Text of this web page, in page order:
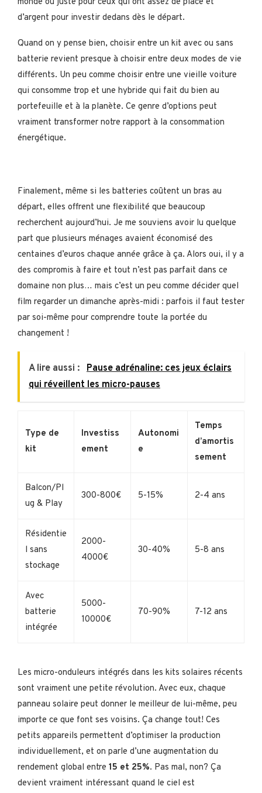
d’argent pour investir dedans dès le départ.
Quand on y pense bien, choisir entre un kit avec ou sans
batterie revient presque à choisir entre deux modes de vie
différents. Un peu comme choisir entre une vieille voiture
qui consomme trop et une hybride qui fait du bien au
portefeuille et à la planète. Ce genre d’options peut
vraiment transformer notre rapport à la consommation
énergétique.
Finalement, même si les batteries coûtent un bras au
départ, elles offrent une flexibilité que beaucoup
recherchent aujourd’hui. Je me souviens avoir lu quelque
part que plusieurs ménages avaient économisé des
centaines d’euros chaque année grâce à ça. Alors oui, il y a
des compromis à faire et tout n’est pas parfait dans ce
domaine non plus… mais c’est un peu comme décider quel
film regarder un dimanche après-midi : parfois il faut tester
par soi-même pour comprendre toute la portée du
changement !
A lire aussi : Pause adrénaline: ces jeux éclairs
qui réveillent les micro-pauses
Type de
kit
Investiss
ement
Autonomi
e
Temps
d’amortis
sement
Balcon/Pl
ug & Play
300-800€ 5-15% 2-4 ans
Résidentie
l sans
stockage
2000-
4000€
30-40% 5-8 ans
Avec
batterie
intégrée
5000-
10000€
70-90% 7-12 ans
Les micro-onduleurs intégrés dans les kits solaires récents
sont vraiment une petite révolution. Avec eux, chaque
panneau solaire peut donner le meilleur de lui-même, peu
importe ce que font ses voisins. Ça change tout! Ces
petits appareils permettent d’optimiser la production
individuellement, et on parle d’une augmentation du
rendement global entre 15 et 25%. Pas mal, non? Ça
devient vraiment intéressant quand le ciel est